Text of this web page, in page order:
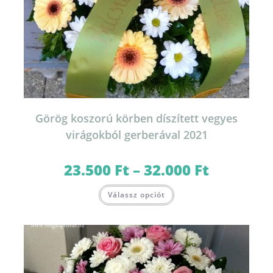
Görög koszorú körben díszített vegyes
virágokból gerberával 2021
23.500 Ft–32.000 Ft23.500 Ft
Válassz opciót a
variációja
van.
A
változatok
a
termékoldalon